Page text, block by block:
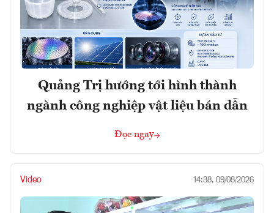
Quảng Trị hướng tới hình thành
ngành công nghiệp vật liệu bán dẫn
Đọc ngay
Video 14:38, 09/08/2026